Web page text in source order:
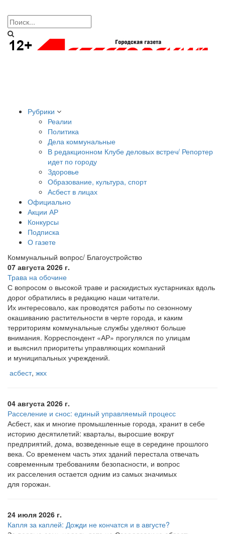
Рубрики
Реалии
Политика
Дела коммунальные
В редакционном Клубе деловых встреч/ Репортер
идет по городу
Здоровье
Образование, культура, спорт
Асбест в лицах
Официально
Акции АР
Конкурсы
Подписка
О газете
Коммунальный вопрос/ Благоустройство
07 августа 2026 г.
Трава на обочине
С вопросом о высокой траве и раскидистых кустарниках вдоль
дорог обратились в редакцию наши читатели.
Их интересовало, как проводятся работы по сезонному
окашиванию растительности в черте города, и каким
территориям коммунальные службы уделяют больше
внимания. Корреспондент «АР» прогулялся по улицам
и выяснил приоритеты управляющих компаний
и муниципальных учреждений.
асбест, жкх
04 августа 2026 г.
Расселение и снос: единый управляемый процесс
Асбест, как и многие промышленные города, хранит в себе
историю десятилетий: кварталы, выросшие вокруг
предприятий, дома, возведенные еще в середине прошлого
века. Со временем часть этих зданий перестала отвечать
современным требованиям безопасности, и вопрос
их расселения остается одним из самых значимых
для горожан.
24 июля 2026 г.
Капля за каплей: Дожди не кончатся и в августе?